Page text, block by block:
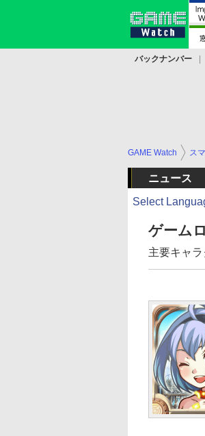
バックナンバー
GAME Watch ス
ニュース
Select
ゲーム
主要キャ